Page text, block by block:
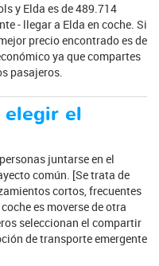
y Elda es de 489.714
- llegar a Elda en coche. Si
precio encontrado es de
ya que compartes
pasajeros.
elegir el
juntarse en el
común. [Se trata de
cortos, frecuentes
es moverse de otra
seleccionan el compartir
de transporte emergente